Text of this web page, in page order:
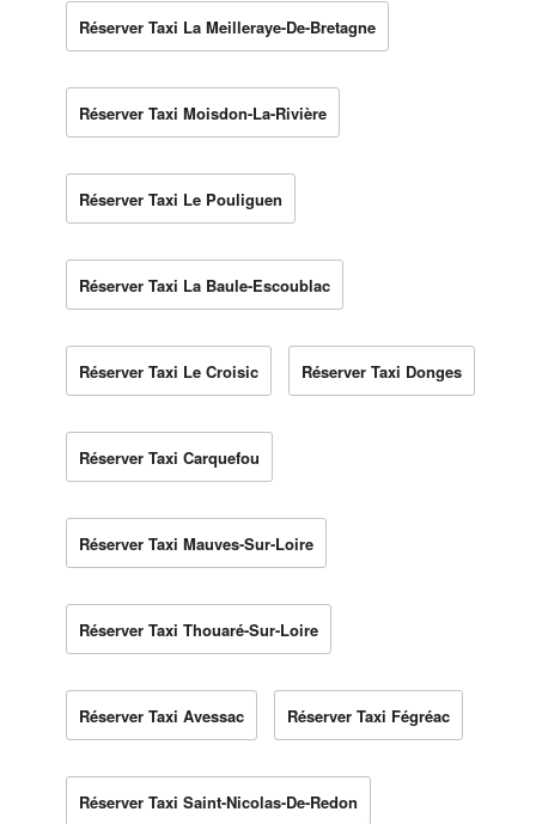
Réserver Taxi La Meilleraye-De-Bretagne
Réserver Taxi Moisdon-La-Rivière
Réserver Taxi Le Pouliguen
Réserver Taxi La Baule-Escoublac
Réserver Taxi Le Croisic Réserver Taxi Donges
Réserver Taxi Carquefou
Réserver Taxi Mauves-Sur-Loire
Réserver Taxi Thouaré-Sur-Loire
Réserver Taxi Avessac Réserver Taxi Fégréac
Réserver Taxi Saint-Nicolas-De-Redon